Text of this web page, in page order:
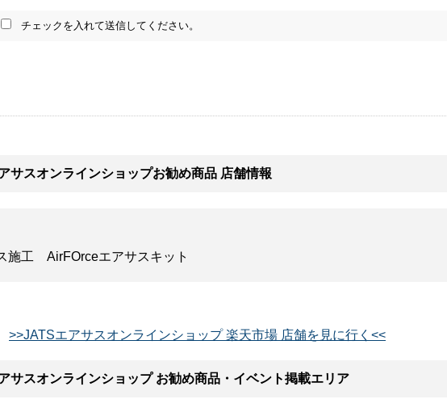
チェックを入れて送信してください。
サスオンラインショップお勧め商品 店舗情報
施工 AirFOrceエアサスキット
>>JATSエアサスオンラインショップ 楽天市場 店舗を見に行く<<
サスオンラインショップ お勧め商品・イベント掲載エリア